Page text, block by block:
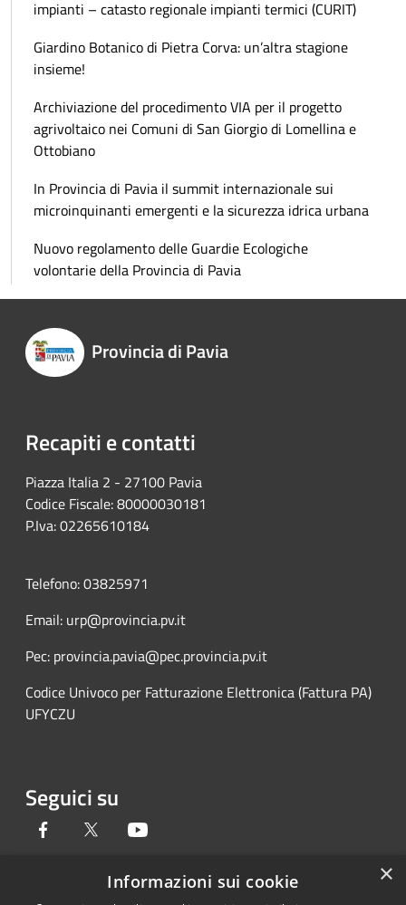
impianti – catasto regionale impianti termici (CURIT)
Giardino Botanico di Pietra Corva: un’altra stagione
insieme!
Archiviazione del procedimento VIA per il progetto
agrivoltaico nei Comuni di San Giorgio di Lomellina e
Ottobiano
In Provincia di Pavia il summit internazionale sui
microinquinanti emergenti e la sicurezza idrica urbana
Nuovo regolamento delle Guardie Ecologiche
volontarie della Provincia di Pavia
Provincia di Pavia
Recapiti e contatti
Piazza Italia 2 - 27100 Pavia
Codice Fiscale: 80000030181
P.Iva: 02265610184
Telefono: 03825971
Email: urp@provincia.pv.it
Pec: provincia.pavia@pec.provincia.pv.it
Codice Univoco per Fatturazione Elettronica (Fattura PA)
UFYCZU
Seguici su
Facebook Twitter
×
Informazioni sui cookie